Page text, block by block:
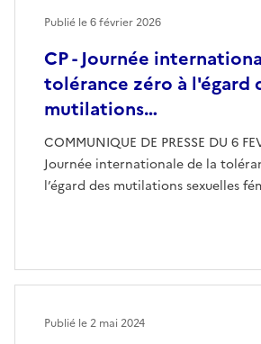
CP - Journée
tolérance zéro à l'égard
mutilations…
COMMUNIQUE DE PRESSE DU 6
Journée internationale de la
l’égard des mutilations sexuelles
Publié le6 février 2026
Publié le2 mai 2024